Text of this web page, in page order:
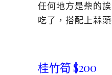
任何地方是柴的
吃了，搭配上蒜
桂竹筍 $200